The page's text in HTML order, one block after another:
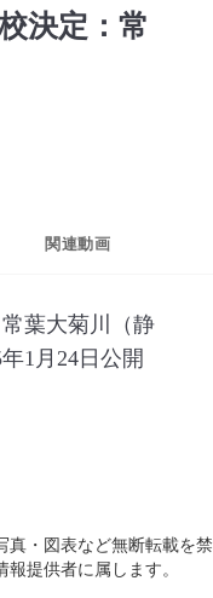
決定：常
共有
関連動画
葉大菊川（静
1月24日公開
真・図表など無断転載を禁
提供者に属します。